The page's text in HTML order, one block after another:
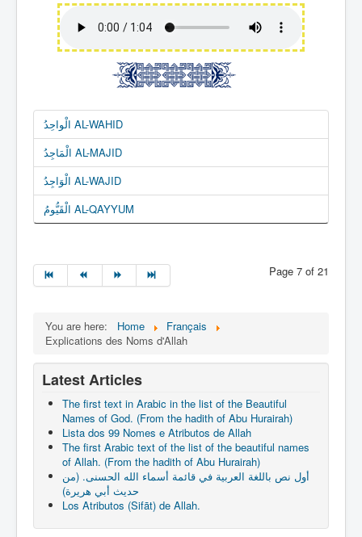
الْواحِدُ AL-WAHID
الْمَاجِدُ AL-MAJID
الْوَاجِدُ AL-WAJID
الْقَيُّومُ AL-QAYYUM
Page 7 of 21
You are here: Home
Français
Explications des Noms d'Allah
Latest Articles
The first text in Arabic in the list of the Beautiful
Names of God. (From the hadith of Abu Hurairah)
Lista dos 99 Nomes e Atributos de Allah
The first Arabic text of the list of the beautiful names
of Allah. (From the hadith of Abu Hurairah)
أول نص باللغة العربية في قائمة أسماء الله الحسنى. (من
حديث أبي هريرة)
Los Atributos (Sifāt) de Allah.